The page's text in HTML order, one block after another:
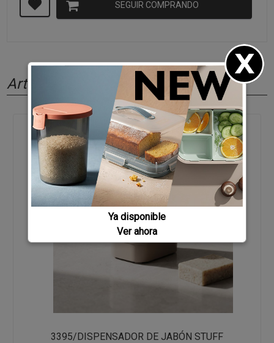
SEGUIR COMPRANDO
Artículos relacionados
3395/DISPENSADOR DE JABÓN STUFF
Ya disponible
Ver ahora